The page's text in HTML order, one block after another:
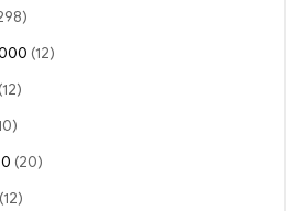
(12)
(12)
(20)
(12)